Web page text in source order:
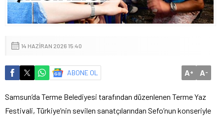
14 HAZIRAN 2026 15:40
ABONE OL A+ A-
Samsun’da Terme Belediyesi tarafından düzenlenen Terme Yaz
Festivali, Türkiye’nin sevilen sanatçılarından Sefo’nun konseriyle